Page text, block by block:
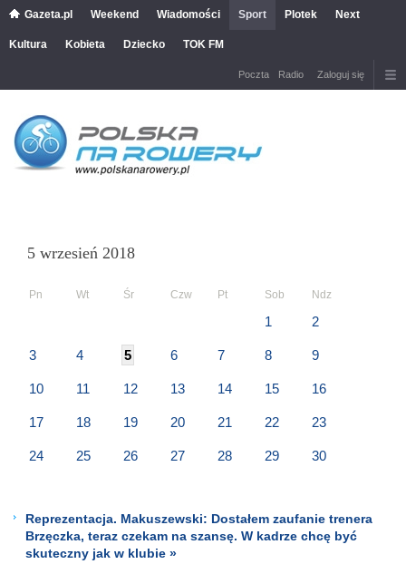
Gazeta.pl Weekend Wiadomości Sport Plotek Next
Kultura Kobieta Dziecko TOK FM
Poczta Radio Zaloguj się
5 wrzesień 2018
Pn Wt Śr Czw Pt Sob Ndz
1 2
3 4 5 6 7 8 9
10 11 12 13 14 15 16
17 18 19 20 21 22 23
24 25 26 27 28 29 30
Reprezentacja. Makuszewski: Dostałem zaufanie trenera
Brzęczka, teraz czekam na szansę. W kadrze chcę być
skuteczny jak w klubie »